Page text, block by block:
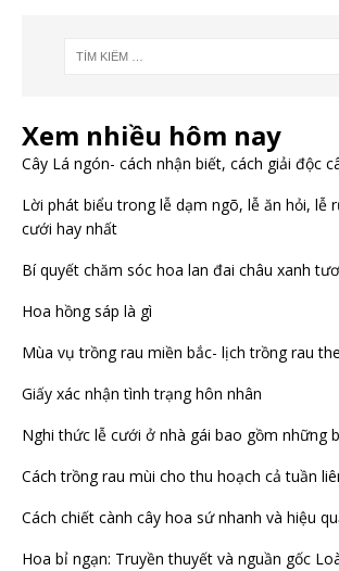
Xem nhiều hôm nay
Cây Lá ngón- cách nhận biết, cách giải độc
Lời phát biểu trong lễ dạm ngõ, lễ ăn hỏi, lễ
cưới hay nhất
Bí quyết chăm sóc hoa lan đai châu xanh
Hoa hồng sáp là gì
Mùa vụ trồng rau miền bắc- lịch trồng rau
Giấy xác nhận tình trạng hôn nhân
Nghi thức lễ cưới ở nhà gái bao gồm những
Cách trồng rau mùi cho thu hoạch cả tuần
Cách chiết cành cây hoa sứ nhanh và hiệu
Hoa bỉ ngạn: Truyền thuyết và nguần gốc